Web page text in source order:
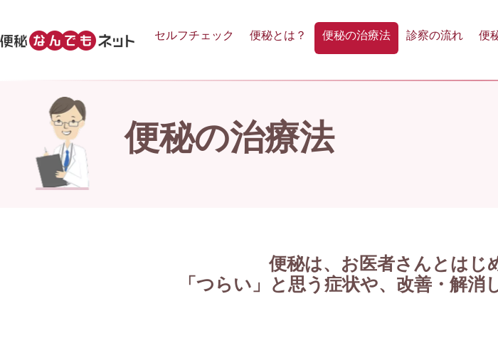
セルフチェック 便秘とは？ 便秘の治療法 診察の流れ 便
便秘の治療法
便秘は、お医者さんとはじ
「つらい」と思う症状や、改善・解消